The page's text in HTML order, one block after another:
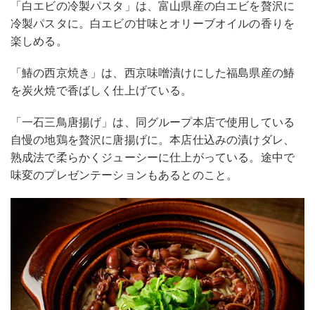
「白エビの冷製パスタ」は、富山県産の白エビを贅沢に
冷製パスタに。白エビの甘味とオリーブオイルの香りを
楽しめる。
「鰆の西京焼き」は、西京味噌漬けにした福島県産の鰆
を炭火焼で香ばしく仕上げている。
「一石三鳥唐揚げ」は、同グループ本店で使用している
自慢の地鶏を贅沢に唐揚げに。本店仕込みの漬けダレ、
熟成法で柔らかくジューシーに仕上がっている。途中で
味変のプレゼンテーションもあるとのこと。